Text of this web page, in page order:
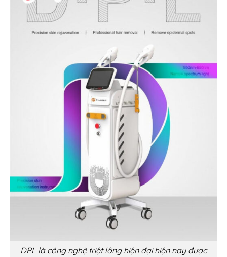
DPL là công nghệ triệt lông hiện đại hiện nay được